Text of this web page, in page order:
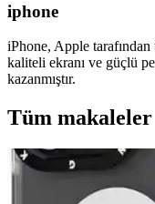
iphone
iPhone, Apple
kaliteli ekranı ve güçlü
kazanmıştır.
Tüm makaleler